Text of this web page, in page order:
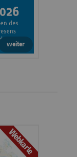
weiter
Webkarte